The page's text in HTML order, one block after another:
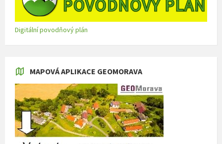
Digitální povodňový plán
MAPOVÁ APLIKACE GEOMORAVA